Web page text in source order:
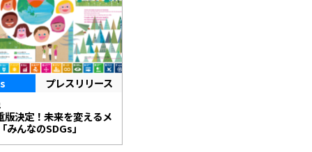
プレスリリース
版決定！未来を変えるメ
みんなのSDGs」